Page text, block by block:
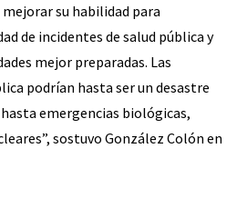
su habilidad para
de incidentes de salud pública y
mejor preparadas. Las
podrían hasta ser un desastre
emergencias biológicas,
sostuvo González Colón en